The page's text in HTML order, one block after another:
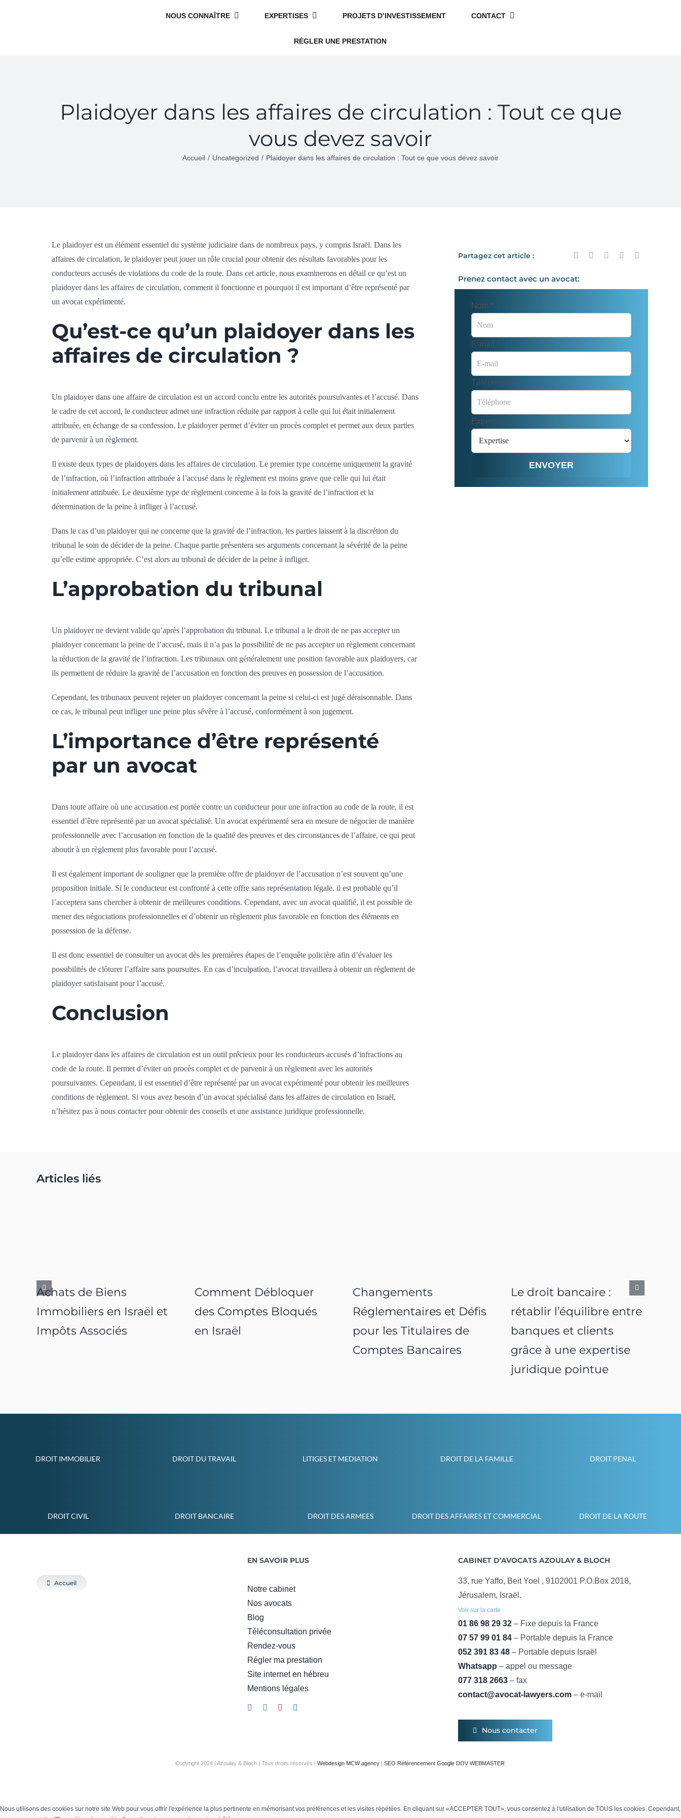
NOUS CONNAÎTRE EXPERTISES PROJETS D’INVESTISSEMENT CONTACT
RÉGLER UNE PRESTATION
Plaidoyer dans les affaires de circulation : Tout ce que
vous devez savoir
Accueil Uncategorized Plaidoyer dans les affaires de circulation : Tout ce que vous devez savoir
Le plaidoyer est un élément essentiel du système judiciaire dans de nombreux pays, y compris Israël. Dans les
affaires de circulation, le plaidoyer peut jouer un rôle crucial pour obtenir des résultats favorables pour les
conducteurs accusés de violations du code de la route. Dans cet article, nous examinerons en détail ce qu’est un
plaidoyer dans les affaires de circulation, comment il fonctionne et pourquoi il est important d’être représenté par
un avocat expérimenté.
Qu’est-ce qu’un plaidoyer dans les
affaires de circulation ?
Un plaidoyer dans une affaire de circulation est un accord conclu entre les autorités poursuivantes et l’accusé. Dans
le cadre de cet accord, le conducteur admet une infraction réduite par rapport à celle qui lui était initialement
attribuée, en échange de sa confession. Le plaidoyer permet d’éviter un procès complet et permet aux deux parties
de parvenir à un règlement.
Il existe deux types de plaidoyers dans les affaires de circulation. Le premier type concerne uniquement la gravité
de l’infraction, où l’infraction attribuée à l’accusé dans le règlement est moins grave que celle qui lui était
initialement attribuée. Le deuxième type de règlement concerne à la fois la gravité de l’infraction et la
détermination de la peine à infliger à l’accusé.
Dans le cas d’un plaidoyer qui ne concerne que la gravité de l’infraction, les parties laissent à la discrétion du
tribunal le soin de décider de la peine. Chaque partie présentera ses arguments concernant la sévérité de la peine
qu’elle estime appropriée. C’est alors au tribunal de décider de la peine à infliger.
L’approbation du tribunal
Un plaidoyer ne devient valide qu’après l’approbation du tribunal. Le tribunal a le droit de ne pas accepter un
plaidoyer concernant la peine de l’accusé, mais il n’a pas la possibilité de ne pas accepter un règlement concernant
la réduction de la gravité de l’infraction. Les tribunaux ont généralement une position favorable aux plaidoyers, car
ils permettent de réduire la gravité de l’accusation en fonction des preuves en possession de l’accusation.
Cependant, les tribunaux peuvent rejeter un plaidoyer concernant la peine si celui-ci est jugé déraisonnable. Dans
ce cas, le tribunal peut infliger une peine plus sévère à l’accusé, conformément à son jugement.
L’importance d’être représenté
par un avocat
Dans toute affaire où une accusation est portée contre un conducteur pour une infraction au code de la route, il est
essentiel d’être représenté par un avocat spécialisé. Un avocat expérimenté sera en mesure de négocier de manière
professionnelle avec l’accusation en fonction de la qualité des preuves et des circonstances de l’affaire, ce qui peut
aboutir à un règlement plus favorable pour l’accusé.
Il est également important de souligner que la première offre de plaidoyer de l’accusation n’est souvent qu’une
proposition initiale. Si le conducteur est confronté à cette offre sans représentation légale, il est probable qu’il
l’acceptera sans chercher à obtenir de meilleures conditions. Cependant, avec un avocat qualifié, il est possible de
mener des négociations professionnelles et d’obtenir un règlement plus favorable en fonction des éléments en
possession de la défense.
Il est donc essentiel de consulter un avocat dès les premières étapes de l’enquête policière afin d’évaluer les
possibilités de clôturer l’affaire sans poursuites. En cas d’inculpation, l’avocat travaillera à obtenir un règlement de
plaidoyer satisfaisant pour l’accusé.
Conclusion
Le plaidoyer dans les affaires de circulation est un outil précieux pour les conducteurs accusés d’infractions au
code de la route. Il permet d’éviter un procès complet et de parvenir à un règlement avec les autorités
poursuivantes. Cependant, il est essentiel d’être représenté par un avocat expérimenté pour obtenir les meilleures
conditions de règlement. Si vous avez besoin d’un avocat spécialisé dans les affaires de circulation en Israël,
n’hésitez pas à nous contacter pour obtenir des conseils et une assistance juridique professionnelle.
Partagez cet article :
Prenez contact avec un avocat:
Nom *
E-mail *
Téléphone *
Expertise
ENVOYER
Articles liés
Achats de Biens
Immobiliers en Israël et
Impôts Associés
Comment Débloquer
des Comptes Bloqués
en Israël
Changements
Réglementaires et Défis
pour les Titulaires de
Comptes Bancaires
Le droit bancaire :
rétablir l’équilibre entre
banques et clients
grâce à une expertise
juridique pointue
DROIT IMMOBILIER DROIT DU TRAVAIL LITIGES ET MEDIATION DROIT DE LA FAMILLE DROIT PENAL
DROIT CIVIL DROIT BANCAIRE DROIT DES ARMEES DROIT DES AFFAIRES ET COMMERCIAL DROIT DE LA ROUTE
Accueil
EN SAVOIR PLUS
Notre cabinet
Nos avocats
Blog
Téléconsultation privée
Rendez-vous
Régler ma prestation
Site internet en hébreu
Mentions légales
CABINET D’AVOCATS AZOULAY & BLOCH
33, rue Yaffo, Beit Yoel , 9102001 P.O.Box 2018,
Jérusalem, Israël.
Voir sur la carte
01 86 98 29 32– Fixe depuis la France
07 57 99 01 84– Portable depuis la France
052 391 83 48– Portable depuis Israël
Whatsapp – appel ou message
077 318 2663– fax
contact@avocat-lawyers.com– e-mail
Nous contacter
Copyright 2024 | Azoulay & Bloch | Tous droits réservés | Webdesign MCW agency| SEO Référencement Google DOV WEBMASTER
Nous utilisons des cookies sur notre site Web pour vous offrir l'expérience la plus pertinente en mémorisant vos préférences et les visites répétées. En cliquant sur «ACCEPTER TOUT», vous consentez à l'utilisation de TOUS les cookies. Cependant,